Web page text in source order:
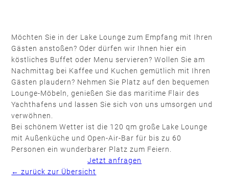
Möchten Sie in der Lake Lounge zum Empfang mit Ihren
Gästen anstoßen? Oder dürfen wir Ihnen hier ein
köstliches Buffet oder Menu servieren? Wollen Sie am
Nachmittag bei Kaffee und Kuchen gemütlich mit Ihren
Gästen plaudern? Nehmen Sie Platz auf den bequemen
Lounge-Möbeln, genießen Sie das maritime Flair des
Yachthafens und lassen Sie sich von uns umsorgen und
verwöhnen.
Bei schönem Wetter ist die 120 qm große Lake Lounge
mit Außenküche und Open-Air-Bar für bis zu 60
Personen ein wunderbarer Platz zum Feiern.
Jetzt anfragen
← zurück zur Übersicht